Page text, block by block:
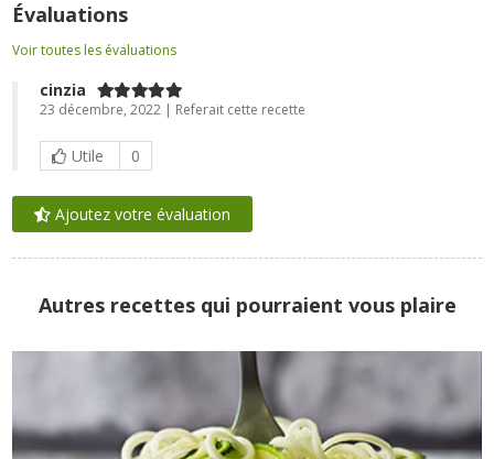
Évaluations
Voir toutes les évaluations
cinzia
23 décembre, 2022 | Referait cette recette
Utile 0
Ajoutez votre évaluation
Autres recettes qui pourraient vous plaire